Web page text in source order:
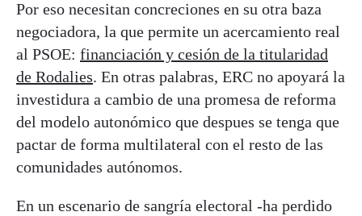
Por eso necesitan concreciones en su otra baza
negociadora, la que permite un acercamiento real
al PSOE: financiación y cesión de la titularidad
de Rodalies. En otras palabras, ERC no apoyará la
investidura a cambio de una promesa de reforma
del modelo autonómico que despues se tenga que
pactar de forma multilateral con el resto de las
comunidades autónomos.
En un escenario de sangría electoral -ha perdido